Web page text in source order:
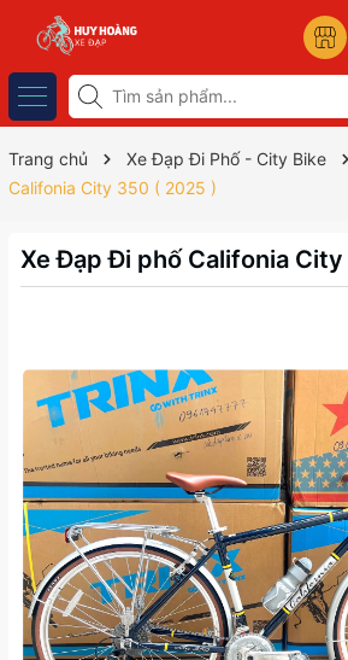
Trang chủ Xe Đạp Đi Phố - City Bike
Califonia City 350 ( 2025 )
Xe Đạp Đi phố Califonia